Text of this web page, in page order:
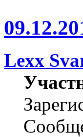
Lexx